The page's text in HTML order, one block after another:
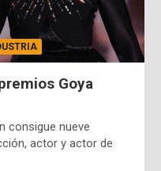
Goya
consigue nueve
actor y actor de